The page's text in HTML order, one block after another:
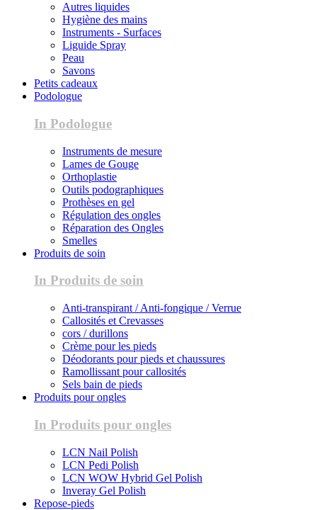
Autres liquides
Hygiène des mains
Instruments - Surfaces
Liguide Spray
Peau
Savons
Petits cadeaux
Podologue
In Podologue
Instruments de mesure
Lames de Gouge
Orthoplastie
Outils podographiques
Prothèses en gel
Régulation des ongles
Réparation des Ongles
Smelles
Produits de soin
In Produits de soin
Anti-transpirant / Anti-fongique / Verrue
Callosités et Crevasses
cors / durillons
Crème pour les pieds
Déodorants pour pieds et chaussures
Ramollissant pour callosités
Sels bain de pieds
Produits pour ongles
In Produits pour ongles
LCN Nail Polish
LCN Pedi Polish
LCN WOW Hybrid Gel Polish
Inveray Gel Polish
Repose-pieds